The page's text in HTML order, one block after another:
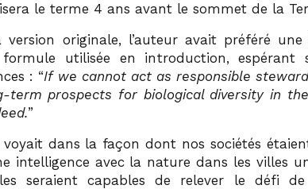
le terme 4 ans avant le sommet de la
version originale, l’auteur avait préféré
utilisée en introduction, espérant
: “If we cannot act as responsible
term prospects for biological diversity in
”
dans la façon dont nos sociétés
intelligence avec la nature dans les villes
seraient capables de relever le défi